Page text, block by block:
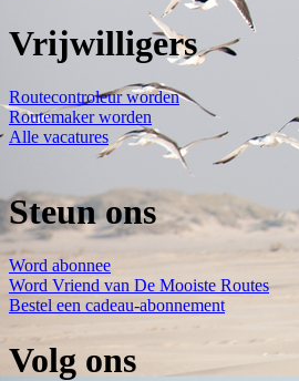
Vrijwilligers
Routecontroleur worden
Routemaker worden
Alle vacatures
Steun ons
Word abonnee
Word Vriend van De Mooiste Routes
Bestel een cadeau-abonnement
Volg ons